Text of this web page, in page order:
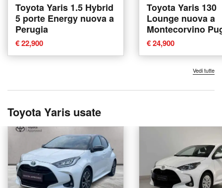
Toyota Yaris 1.5 Hybrid
5 porte Energy nuova a
Perugia
€ 22,900
Toyota Yaris 130
Lounge nuova a
Montecorvino
€ 24,900
Vedi tutte
Toyota Yaris usate